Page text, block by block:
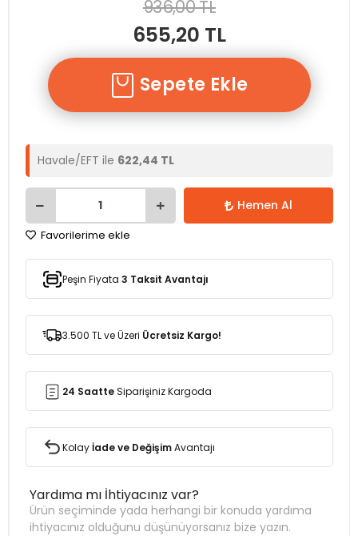
936,00 TL
655,20 TL
Sepete Ekle
Havale/EFT ile 622,44 TL
Hemen Al
Favorilerime ekle
Peşin Fiyata 3 Taksit Avantajı
3.500 TL ve Üzeri Ücretsiz Kargo!
24 SaatteSiparişiniz Kargoda
Kolayİade ve DeğişimAvantajı
Yardıma mı İhtiyacınız var?
Ürün seçiminde yada herhangi bir konuda yardıma
ihtiyacınız olduğunu düşünüyorsanız bize yazın.